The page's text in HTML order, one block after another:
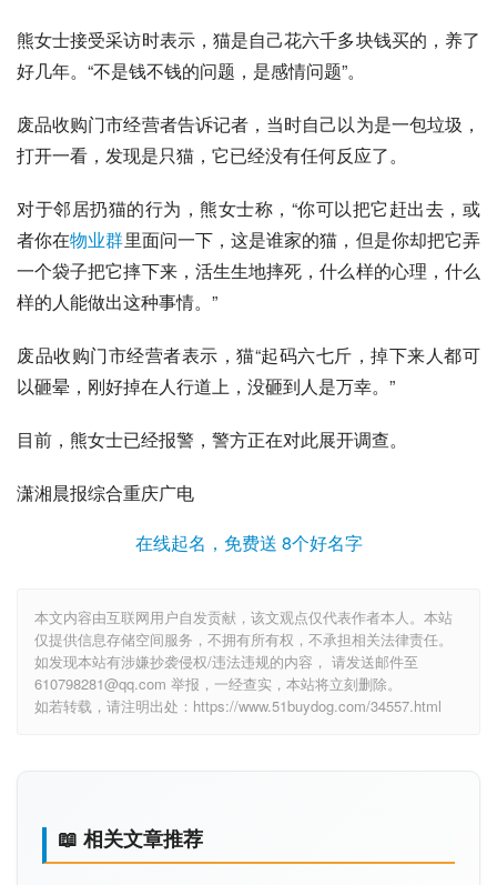
熊女士接受采访时表示，猫是自己花六千多块钱买的，养了
好几年。“不是钱不钱的问题，是感情问题”。
废品收购门市经营者告诉记者，当时自己以为是一包垃圾，
打开一看，发现是只猫，它已经没有任何反应了。
对于邻居扔猫的行为，熊女士称，“你可以把它赶出去，或
者你在物业群里面问一下，这是谁家的猫，但是你却把它弄
一个袋子把它摔下来，活生生地摔死，什么样的心理，什么
样的人能做出这种事情。”
废品收购门市经营者表示，猫“起码六七斤，掉下来人都可
以砸晕，刚好掉在人行道上，没砸到人是万幸。”
目前，熊女士已经报警，警方正在对此展开调查。
潇湘晨报综合重庆广电
在线起名，免费送 8个好名字
本文内容由互联网用户自发贡献，该文观点仅代表作者本人。本站
仅提供信息存储空间服务，不拥有所有权，不承担相关法律责任。
如发现本站有涉嫌抄袭侵权/违法违规的内容， 请发送邮件至
610798281@qq.com 举报，一经查实，本站将立刻删除。
如若转载，请注明出处：https://www.51buydog.com/34557.html
📖 相关文章推荐